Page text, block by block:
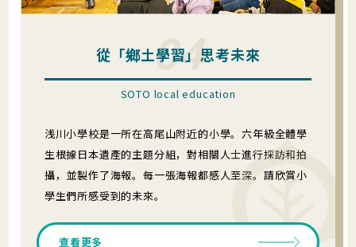
從「鄉土學習」思考未來
04
SOTO local education
浅川小學校是一所在高尾山附近的小學。六年級全體學
生根據日本遺產的主題分組，對相關人士進行採訪和拍
攝，並製作了海報。每一張海報都感人至深。請欣賞小
學生們所感受到的未來。
查看更多